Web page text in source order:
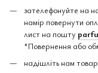
зателефонуйте на
намір повернути
лист на пошту
"Повернення або
надішліть нам